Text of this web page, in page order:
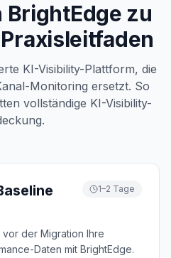
BrightEdge zu
KI-Visibility-Plattform, die
Monitoring ersetzt. So
vollständige KI-Visibility-
1–2 Tage
der Migration Ihre
Daten mit BrightEdge.